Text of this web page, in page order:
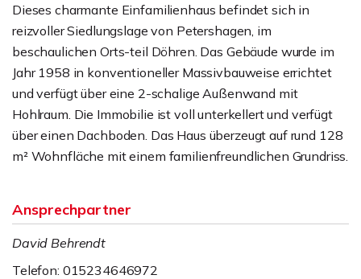
Dieses charmante Einfamilienhaus befindet sich in
reizvoller Siedlungslage von Petershagen, im
beschaulichen Orts-teil Döhren. Das Gebäude wurde im
Jahr 1958 in konventioneller Massivbauweise errichtet
und verfügt über eine 2-schalige Außenwand mit
Hohlraum. Die Immobilie ist voll unterkellert und verfügt
über einen Dachboden. Das Haus überzeugt auf rund 128
m² Wohnfläche mit einem familienfreundlichen Grundriss.
Ansprechpartner
David Behrendt
Telefon: 015234646972